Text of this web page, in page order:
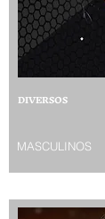
DIVERSOS
MASCULINOS